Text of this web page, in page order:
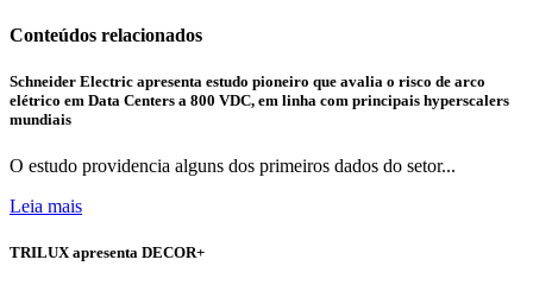
Conteúdos relacionados
Schneider Electric apresenta estudo pioneiro que avalia o risco de arco
elétrico em Data Centers a 800 VDC, em linha com principais hyperscalers
mundiais
O estudo providencia alguns dos primeiros dados do setor...
Leia mais
TRILUX apresenta DECOR+